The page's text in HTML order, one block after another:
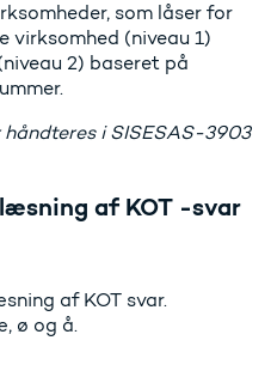
som låser for
virksomhed (niveau 1)
2) baseret på
i SISESAS-3903
af KOT -svar
af KOT svar.
ø og å.